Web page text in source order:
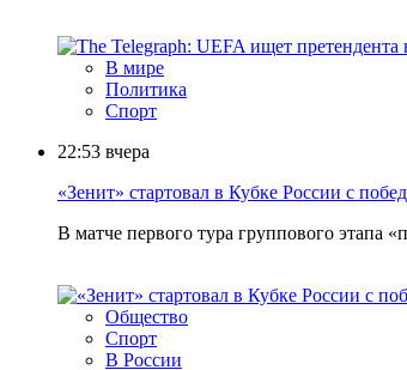
В мире
Политика
Спорт
22:53 вчера
«Зенит» стартовал в Кубке России с
В матче первого тура группового этапа
Общество
Спорт
В России